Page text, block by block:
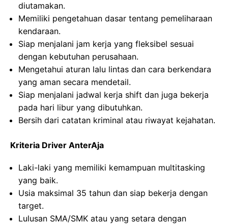
diutamakan.
Memiliki pengetahuan dasar tentang pemeliharaan
kendaraan.
Siap menjalani jam kerja yang fleksibel sesuai
dengan kebutuhan perusahaan.
Mengetahui aturan lalu lintas dan cara berkendara
yang aman secara mendetail.
Siap menjalani jadwal kerja shift dan juga bekerja
pada hari libur yang dibutuhkan.
Bersih dari catatan kriminal atau riwayat kejahatan.
Kriteria Driver AnterAja
Laki-laki yang memiliki kemampuan multitasking
yang baik.
Usia maksimal 35 tahun dan siap bekerja dengan
target.
Lulusan SMA/SMK atau yang setara dengan